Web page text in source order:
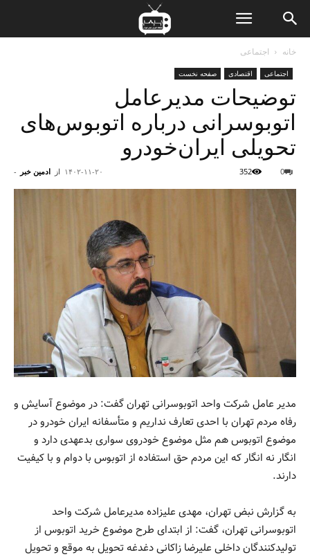
خانه اجتماعی
اجتماعی اقتصادی صفحه نخست
توضیحات مدیرعامل
اتوبوسرانی درباره اتوبوس‌های
تحویلی ایران‌خودرو
از ادمین خبر - ۱۴۰۲-۱۱-۲۰ 0
352
مدیر عامل شرکت واحد اتوبوسرانی تهران گفت: در موضوع آسایش و
رفاه مردم تهران با احدی تعارف نداریم و متأسفانه ایران خودرو در
موضوع اتوبوس هم مثل موضوع خودروی سواری بدعهدی دارد و
انگار نه انگار که این مردم حق استفاده از اتوبوس با دوام و با کیفیت
دارند.
به گزارش نبض تهران، مهدی علیزاده مدیرعامل شرکت واحد
اتوبوسرانی تهران، گفت: از ابتدای طرح موضوع خرید اتوبوس از
تولیدکنندگان داخلی علیرضا زاکانی دغدغه تحویل به موقع و تحویل